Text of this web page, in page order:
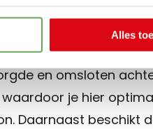
Alles
als thuiswerkplek,
en omsloten
je hier
Daarnaast beschikt